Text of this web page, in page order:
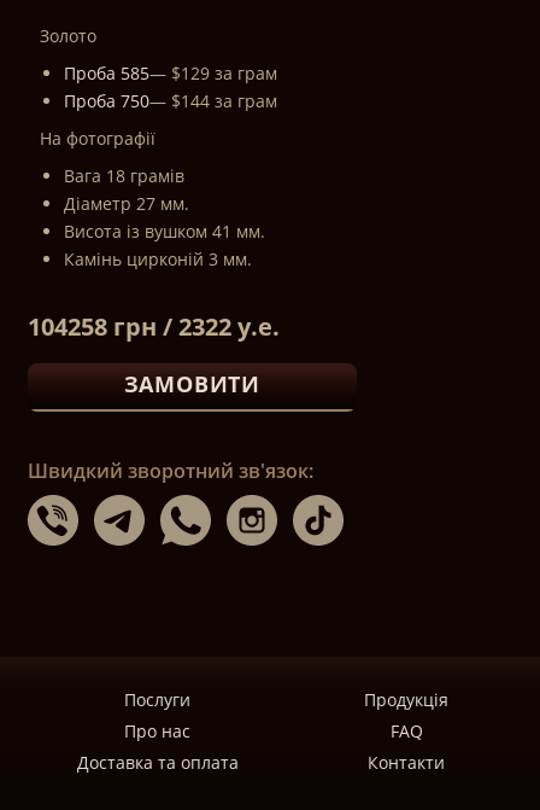
Золото
Проба 585— $129 за грам
Проба 750— $144 за грам
На фотографії
Вага 18 грамів
Діаметр 27 мм.
Висота із вушком 41 мм.
Камінь цирконій 3 мм.
104258 грн / 2322 у.е.
ЗАМОВИТИ
Швидкий зворотний зв'язок:
Послуги
Продукція
Про нас
FAQ
Доставка та оплата
Контакти